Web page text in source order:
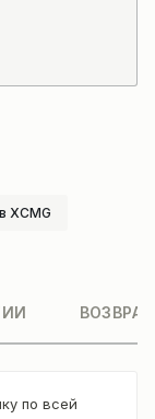
XCMG
по всей